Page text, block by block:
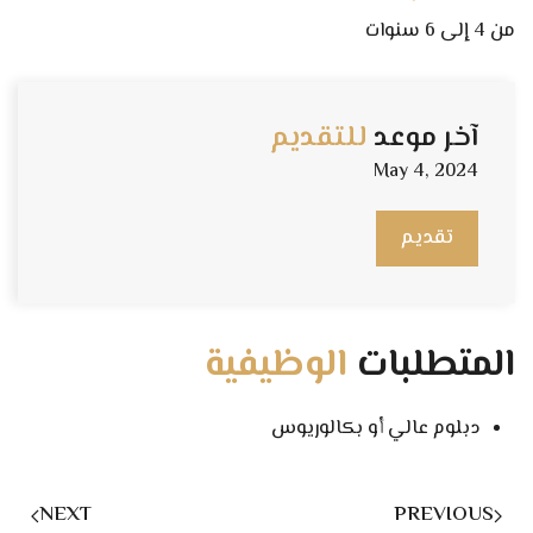
من 4 إلى 6 سنوات
آخر موعد للتقديم
May 4, 2024
تقديم
المتطلبات الوظيفية
دبلوم عالي أو بكالوريوس
PREVIOUS
NEXT